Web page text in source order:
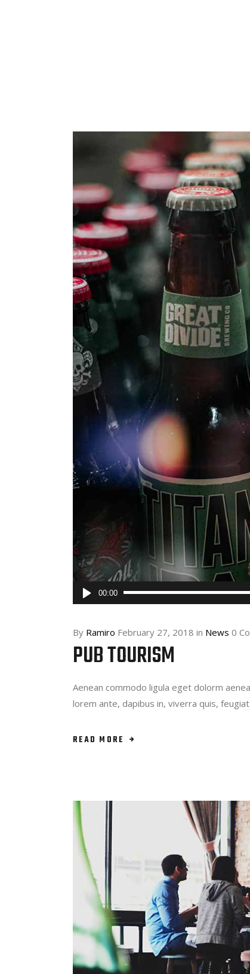
Audio
Player
00:00
By Ramiro February 27, 2018 in News 0
PUB TOURISM
Aenean commodo ligula eget dolorm
lorem ante, dapibus in, viverra quis,
READ MORE